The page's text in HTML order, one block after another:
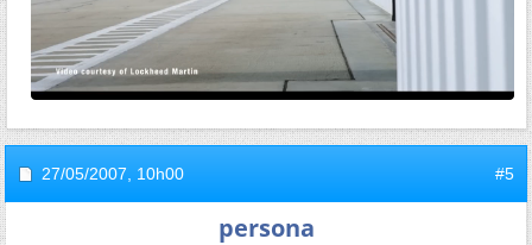
27/05/2007, 10h00 #5
persona